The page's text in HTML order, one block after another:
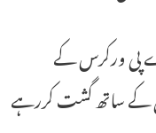
پی ورکرس کے
کے ساتھ گشت کررہے